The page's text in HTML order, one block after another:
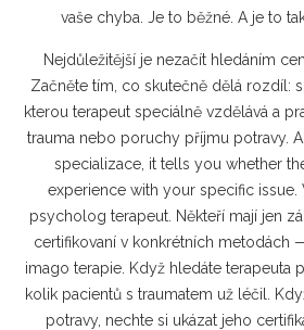
vaše chyba. Je to běžné. A je to
Nejdůležitější je nezačít hledáním
Začněte tím, co skutečně dělá rozdíl:
kterou terapeut speciálně vzdělává a
trauma nebo poruchy příjmu potravy.
specializace , it tells you whether
experience with your specific issue.
psycholog terapeut. Někteří mají jen
certifikovaní v konkrétních metodách
imago terapie. Když hledáte terapeuta
kolik pacientů s traumatem už léčil.
potravy, nechte si ukázat jeho